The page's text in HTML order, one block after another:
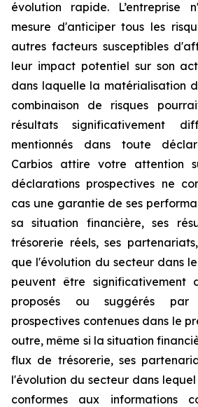
évolution rapide. L’entreprise
mesure d'anticiper tous les
autres facteurs susceptibles
leur impact potentiel sur son
dans laquelle la matérialisation
combinaison de risques
résultats significativement
mentionnés dans toute
Carbios attire votre attention
déclarations prospectives ne
cas une garantie de ses
sa situation financière, ses
trésorerie réels, ses
que l'évolution du secteur dans
peuvent être significativement
proposés ou suggérés par
prospectives contenues dans le
outre, même si la situation
flux de trésorerie, ses
l'évolution du secteur dans
conformes aux informations